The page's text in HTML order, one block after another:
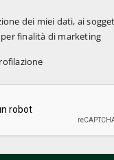
dei miei dati, ai
finalità di marketing